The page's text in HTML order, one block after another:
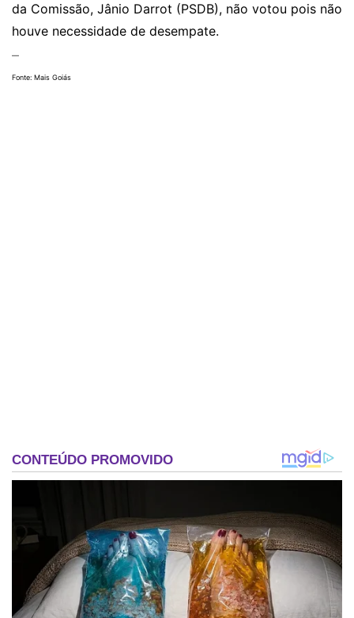
da Comissão, Jânio Darrot (PSDB), não votou pois não
houve necessidade de desempate.
—
Fonte: Mais Goiás